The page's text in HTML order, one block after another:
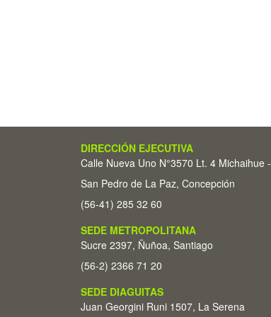
DIRECCIÓN EJECUTIVA
Calle Nueva Uno N°3570 Lt. 4 Michaihue -
San Pedro de La Paz, Concepción
(56-41) 285 32 60
SEDE METROPOLITANA
Sucre 2397, Ñuñoa, Santiago
(56-2) 2366 71 20
SEDE DIAGUITAS
Juan Georgini Runi 1507, La Serena